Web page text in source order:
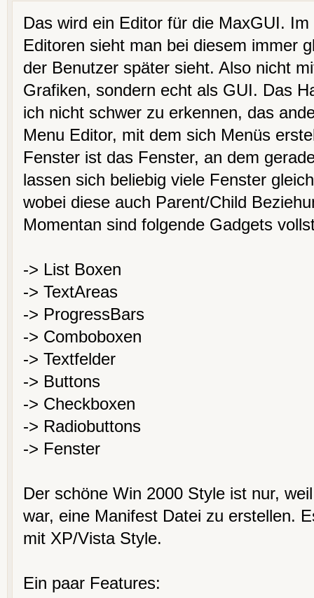
Das wird ein Editor für die MaxGUI.
Editoren sieht man bei diesem immer
der Benutzer später sieht. Also nicht
Grafiken, sondern echt als GUI. Das
ich nicht schwer zu erkennen, das
Menu Editor, mit dem sich Menüs
Fenster ist das Fenster, an dem
lassen sich beliebig viele Fenster
wobei diese auch Parent/Child
Momentan sind folgende Gadgets
-> List Boxen
-> TextAreas
-> ProgressBars
-> Comboboxen
-> Textfelder
-> Buttons
-> Checkboxen
-> Radiobuttons
-> Fenster
Der schöne Win 2000 Style ist nur,
war, eine Manifest Datei zu erstellen.
mit XP/Vista Style.
Ein paar Features: